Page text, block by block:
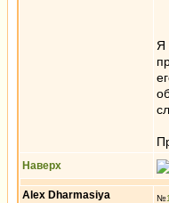
Я
Наверх
Alex Dharmasiya №